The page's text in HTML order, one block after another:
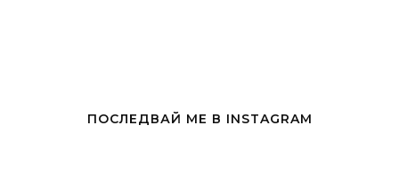
ПОСЛЕДВАЙ МЕ В INSTAGRAM